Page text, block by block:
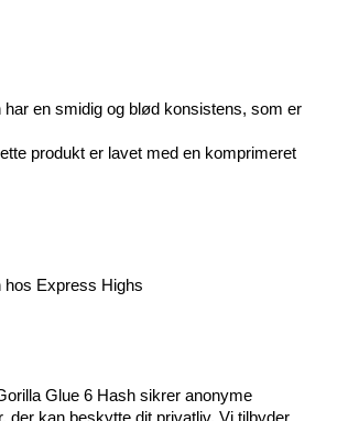
har en smidig og blød konsistens, som er
produkt er lavet med en komprimeret
hos Express Highs
Glue 6 Hash sikrer anonyme